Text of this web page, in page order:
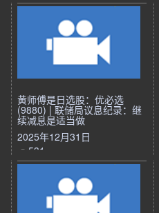
黄师傅是日选股：优必选
(9880) | 联储局议息纪录：继
续减息是适当做
2025年12月31日
531